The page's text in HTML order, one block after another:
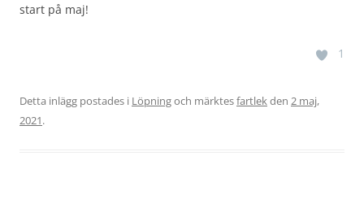
start på maj!
1
Detta inlägg postades i Löpningoch märktesfartlekden 2 maj,
2021.